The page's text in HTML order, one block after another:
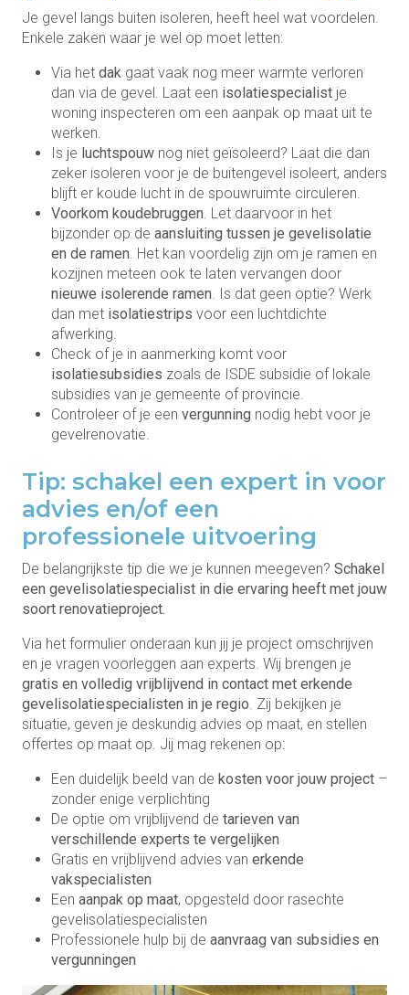
Je gevel langs buiten isoleren, heeft heel wat voordelen.
Enkele zaken waar je wel op moet letten:
Via het dak gaat vaak nog meer warmte verloren
dan via de gevel. Laat een isolatiespecialist je
woning inspecteren om een aanpak op maat uit te
werken.
Is je luchtspouw nog niet geïsoleerd? Laat die dan
zeker isoleren voor je de buitengevel isoleert, anders
blijft er koude lucht in de spouwruimte circuleren.
Voorkom koudebruggen . Let daarvoor in het
bijzonder op de aansluiting tussen je gevelisolatie
en de ramen . Het kan voordelig zijn om je ramen en
kozijnen meteen ook te laten vervangen door
nieuwe isolerende ramen . Is dat geen optie? Werk
dan met isolatiestrips voor een luchtdichte
afwerking.
Check of je in aanmerking komt voor
isolatiesubsidies zoals de ISDE subsidie of lokale
subsidies van je gemeente of provincie.
Controleer of je een vergunning nodig hebt voor je
gevelrenovatie.
Tip: schakel een expert in voor
advies en/of een
professionele uitvoering
De belangrijkste tip die we je kunnen meegeven? Schakel
een gevelisolatiespecialist in die ervaring heeft met jouw
soort renovatieproject.
Via het formulier onderaan kun jij je project omschrijven
en je vragen voorleggen aan experts. Wij brengen je
gratis en volledig vrijblijvend in contact met erkende
gevelisolatiespecialisten in je regio . Zij bekijken je
situatie, geven je deskundig advies op maat, en stellen
offertes op maat op. Jij mag rekenen op:
Een duidelijk beeld van de kosten voor jouw project –
zonder enige verplichting
De optie om vrijblijvend de tarieven van
verschillende experts te vergelijken
Gratis en vrijblijvend advies van erkende
vakspecialisten
Een aanpak op maat, opgesteld door rasechte
gevelisolatiespecialisten
Professionele hulp bij de aanvraag van subsidies en
vergunningen